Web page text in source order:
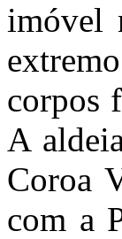
imóvel
corpos
A
Coroa
com a